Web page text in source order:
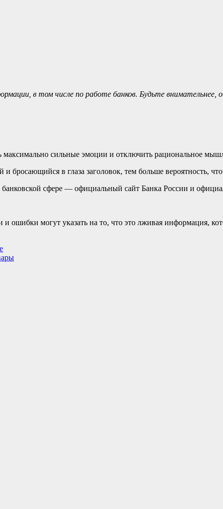
в том числе по работе банков. Будьте внимательнее,
максимально сильные эмоции и отключить рациональное
бросающийся в глаза заголовок, тем больше вероятность,
сфере — официальный сайт Банка России и
ошибки могут указать на то, что это лживая информация,